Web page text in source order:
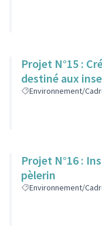
Projet N°15 :
destiné aux
Environnement/
Projet N°16 :
pèlerin
Environnement/